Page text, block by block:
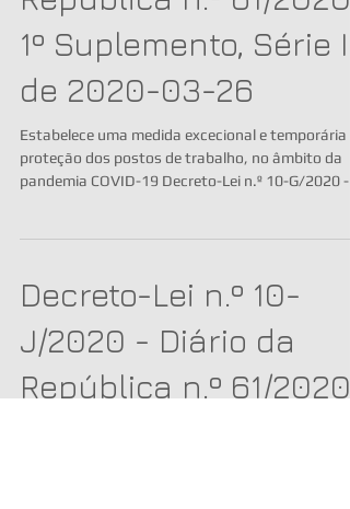
1º Suplemento, Série I
de 2020-03-26
Estabelece uma medida excecional e temporária
proteção dos postos de trabalho, no âmbito da
pandemia COVID-19 Decreto-Lei n.º 10-G/2020 -
Decreto-Lei n.º 10-
J/2020 - Diário da
República n.º 61/2020,